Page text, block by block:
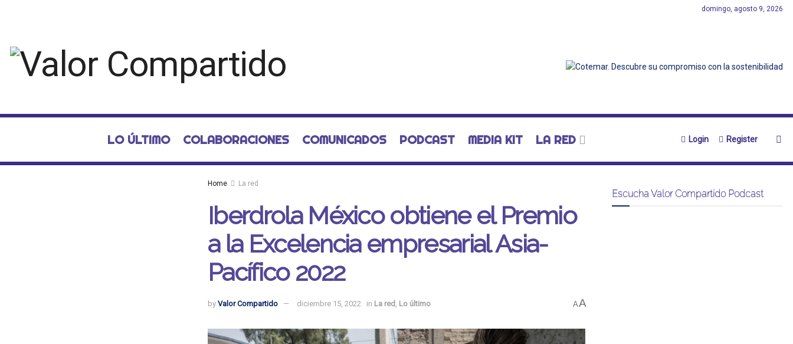
domingo, agosto 9, 2026
LO ÚLTIMO COLABORACIONES COMUNICADOS PODCAST MEDIA KIT LA RED Login Register
Home La red
Iberdrola México obtiene el Premio
a la Excelencia empresarial Asia-
Pacífico 2022
by Valor Compartido diciembre 15, 2022 in La red Lo último AA
Escucha Valor Compartido Podcast